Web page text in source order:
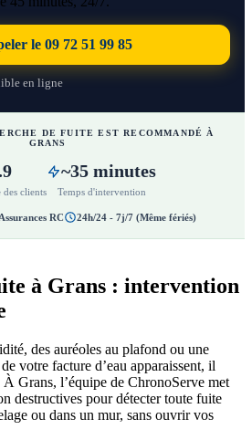
le 09 72 51 99 85
en ligne
DE FUITE EST RECOMMANDÉ À
GRANS
clients
~35 minutes
Temps d'intervention
RC 24h/24 - 7j/7 (Même fériés)
à Grans : intervention
des auréoles au plafond ou une
votre facture d’eau apparaissent, il
Grans, l’équipe de ChronoServe met
destructives pour détecter toute fuite
ou dans un mur, sans ouvrir vos